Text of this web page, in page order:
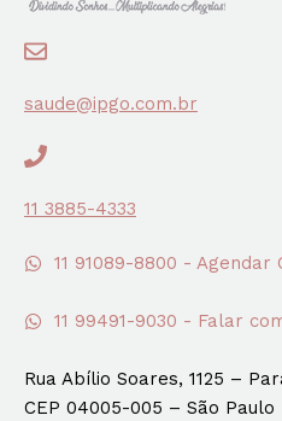
saude@ipgo.com.br
11 3885-4333
11 91089-8800 - Agendar
11 99491-9030 - Falar
Rua Abílio Soares, 1125 –
CEP 04005-005 – São Paulo